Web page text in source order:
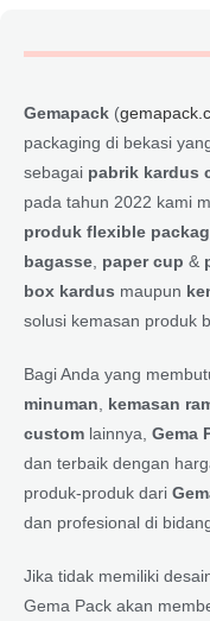
Gemapack (
packaging di bekasi
sebagai pabrik kardus
pada tahun 2022 kami
produk flexible
bagasse paper cup &
box kardus maupun
solusi kemasan produk
Bagi Anda yang
minuman
kemasan
custom lainnya, Gema
dan terbaik dengan
produk-produk dari
dan profesional di
Jika tidak memiliki
Gema Pack akan